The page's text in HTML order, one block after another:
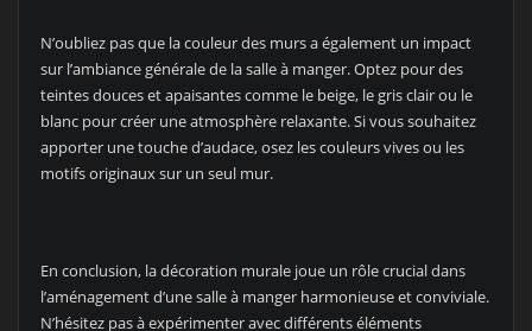
N’oubliez pas que la couleur des murs a également un impact
sur l’ambiance générale de la salle à manger. Optez pour des
teintes douces et apaisantes comme le beige, le gris clair ou le
blanc pour créer une atmosphère relaxante. Si vous souhaitez
apporter une touche d’audace, osez les couleurs vives ou les
motifs originaux sur un seul mur.
En conclusion, la décoration murale joue un rôle crucial dans
l’aménagement d’une salle à manger harmonieuse et conviviale.
N’hésitez pas à expérimenter avec différents éléments